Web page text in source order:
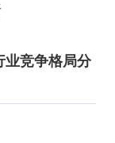
竞争格局分